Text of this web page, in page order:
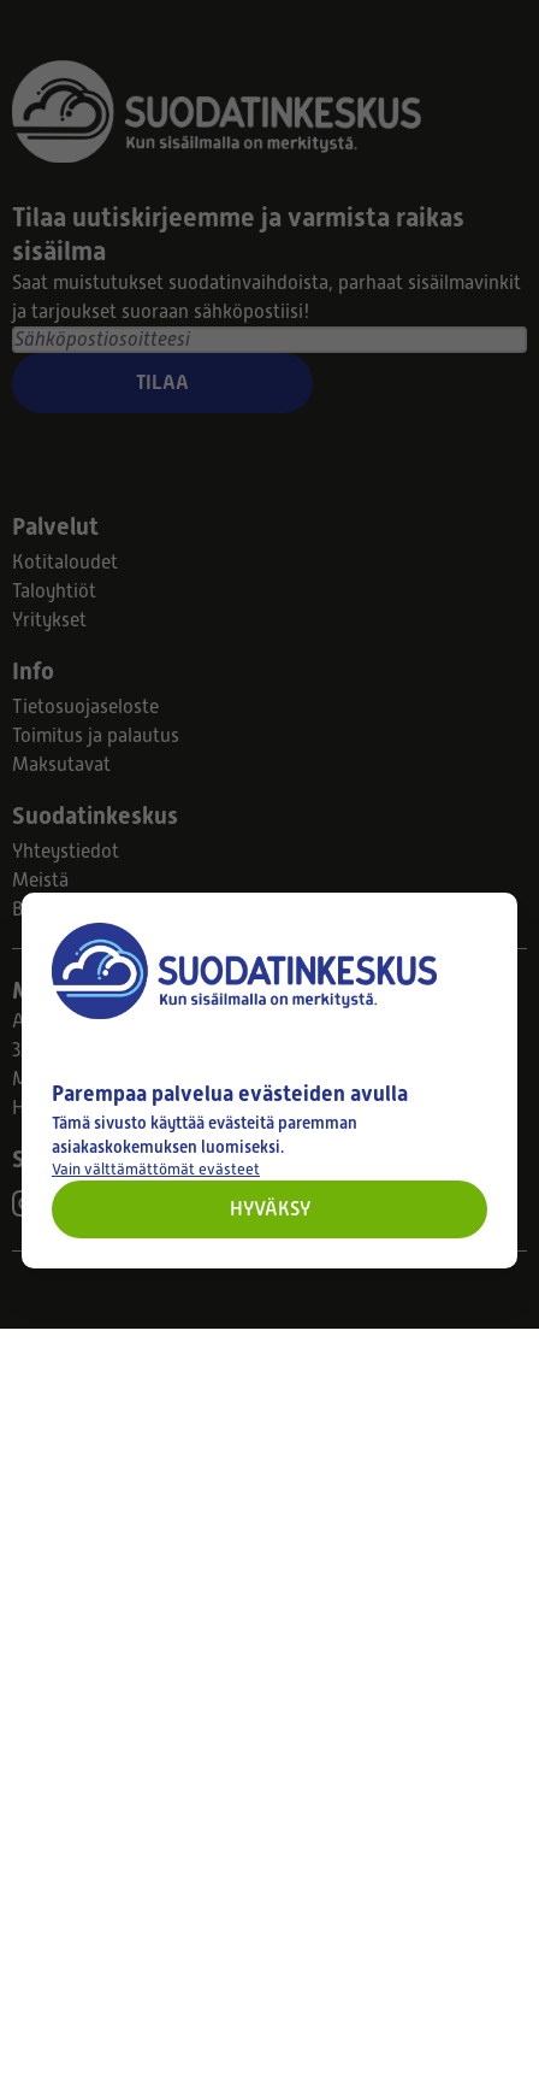
Tilaa uutiskirjeemme ja varmista raikas
sisäilma
Saat muistutukset suodatinvaihdoista, parhaat sisäilmavinkit
ja tarjoukset suoraan sähköpostiisi!
TILAA
Palvelut
Kotitaloudet
Taloyhtiöt
Yritykset
Info
Tietosuojaseloste
Toimitus ja palautus
Maksutavat
Suodatinkeskus
Yhteystiedot
Meistä
Blogi
Myymälä
Ahlmanintie 61
33800 Tampere
Ma–Pe 8–17
Huom! Myymälän poikkeusaukiolot: 27.7.-21.8. klo 8-16
Seuraa meitä
Parempaa palvelua evästeiden avulla
Tämä sivusto käyttää evästeitä paremman
asiakaskokemuksen luomiseksi.
Vain välttämättömät evästeet
HYVÄKSY